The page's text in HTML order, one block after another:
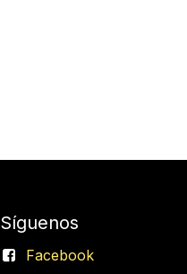
Síguenos
Facebook